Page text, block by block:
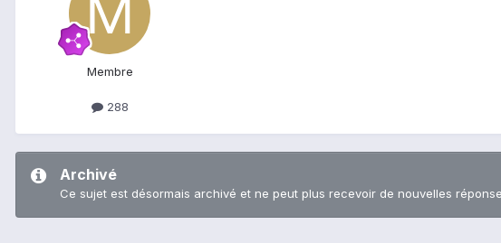
Membre
288
Archivé
Ce sujet est désormais archivé et ne peut plus recevoir de nouvelles